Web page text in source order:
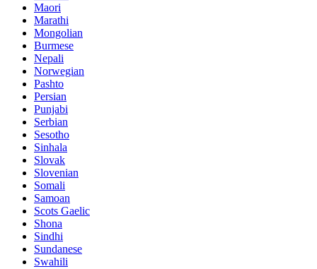
Maori
Marathi
Mongolian
Burmese
Nepali
Norwegian
Pashto
Persian
Punjabi
Serbian
Sesotho
Sinhala
Slovak
Slovenian
Somali
Samoan
Scots Gaelic
Shona
Sindhi
Sundanese
Swahili